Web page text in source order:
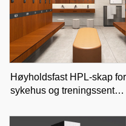
Høyholdsfast HPL-skap for
sykehus og treningssentre,
oppbevaringsløsning